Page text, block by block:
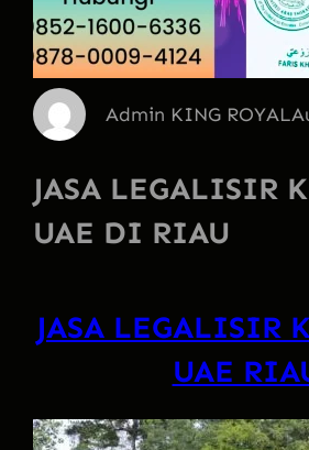
Admin KING ROYAL
JASA LEGALISIR
UAE DI RIAU
JASA LEGALISIR
UAE